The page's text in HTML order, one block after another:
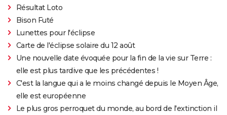
Résultat Loto
Bison Futé
Lunettes pour l'éclipse
Carte de l'éclipse solaire du 12 août
Une nouvelle date évoquée pour la fin de la vie sur Terre :
elle est plus tardive que les précédentes !
C'est la langue qui a le moins changé depuis le Moyen Âge,
elle est européenne
Le plus gros perroquet du monde, au bord de l'extinction il